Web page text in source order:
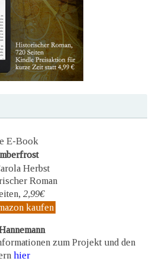
E-Book
Herbst
Roman
2,99€
kaufen
zum Projekt und den
hier